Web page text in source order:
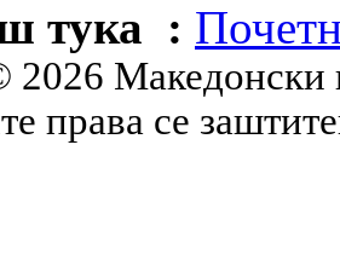
тука :
Македонски
права се